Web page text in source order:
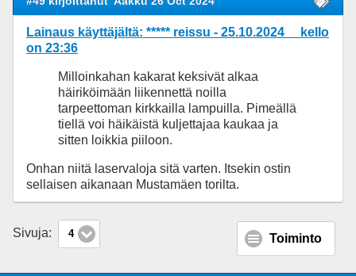
Lainaus käyttäjältä: ***** reissu - 25.10.2024 kello
on 23:36
Milloinkahan kakarat keksivät alkaa
häiriköimään liikennettä noilla
tarpeettoman kirkkailla lampuilla. Pimeällä
tiellä voi häikäistä kuljettajaa kaukaa ja
sitten loikkia piiloon.
Onhan niitä laservaloja sitä varten. Itsekin ostin
sellaisen aikanaan Mustamäen torilta.
Sivuja: 4 Toiminto